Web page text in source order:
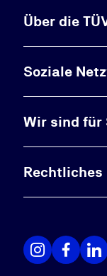
Über die
Soziale
Wir sind für
Rechtliches